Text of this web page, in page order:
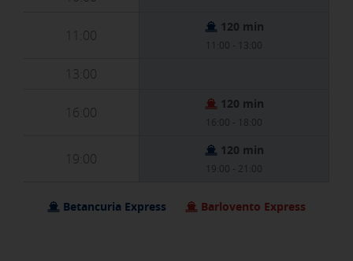
11:00
120 min
11:00 - 13:00
13:00
16:00
120 min
16:00 - 18:00
19:00
120 min
19:00 - 21:00
Betancuria Express Barlovento Express